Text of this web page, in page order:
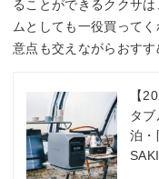
ることができるククサ
ムとしても一役買って
意点も交えながらおすす
【
タ
泊・